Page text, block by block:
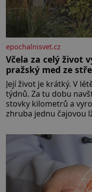
epochalnisvet.cz
Včela za celý život
pražský med ze
Její život je krátký. V
týdnů. Za tu dobu
stovky kilometrů a
zhruba jednu čajovou
tisíc příslušnic svého
nejdokonalejších